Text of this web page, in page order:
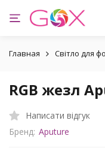
Главная Світло для
RGB жезл
Написати відгук
Бренд: Aputure